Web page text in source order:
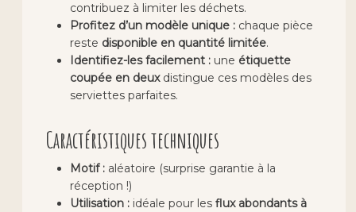
contribuez à limiter les déchets.
Profitez d’un modèle unique : chaque pièce
reste disponible en quantité limitée.
Identifiez-les facilement : une étiquette
coupée en deuxdistingue ces modèles des
serviettes parfaites.
Caractéristiques techniques
Motif : aléatoire (surprise garantie à la
réception !)
Utilisation : idéale pour lesflux abondants à